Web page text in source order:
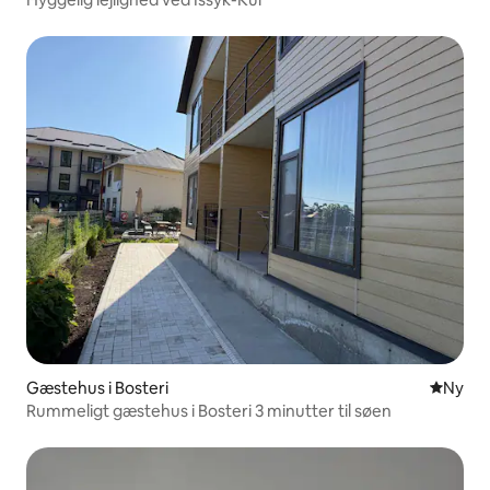
Gæstehus i Bosteri Nyt
Ny
Rummeligt gæstehus i Bosteri 3 minutter til søen